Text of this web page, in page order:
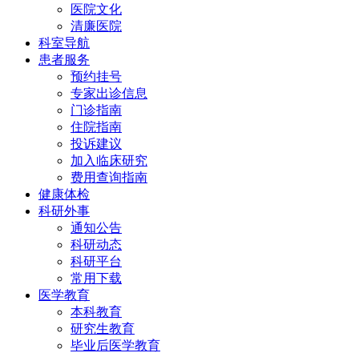
医院文化
清廉医院
科室导航
患者服务
预约挂号
专家出诊信息
门诊指南
住院指南
投诉建议
加入临床研究
费用查询指南
健康体检
科研外事
通知公告
科研动态
科研平台
常用下载
医学教育
本科教育
研究生教育
毕业后医学教育